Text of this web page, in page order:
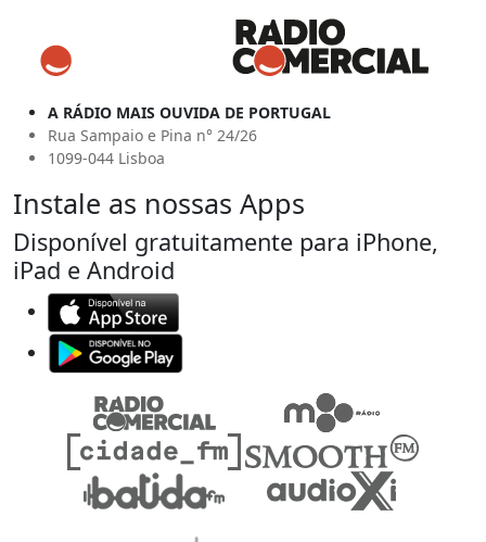
A RÁDIO MAIS OUVIDA DE PORTUGAL
Rua Sampaio e Pina n° 24/26
1099-044 Lisboa
Instale as nossas Apps
Disponível gratuitamente para iPhone,
iPad e Android